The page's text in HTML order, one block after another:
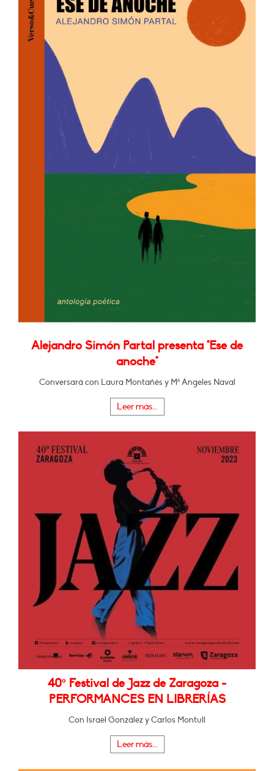
Alejandro Simón Partal presenta "Ese de
anoche"
Conversará con Laura Montañés y Mª Ángeles Naval
Leer más...
40º Festival de Jazz de Zaragoza -
PERFORMANCES EN LIBRERÍAS
Con Israel González y Carlos Montull
Leer más...